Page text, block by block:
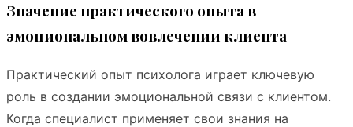
Значение практического опыта в
эмоциональном вовлечении клиента
Практический опыт психолога играет ключевую
роль в создании эмоциональной связи с клиентом.
Когда специалист применяет свои знания на